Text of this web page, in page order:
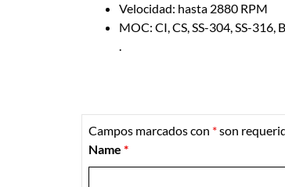
Velocidad: hasta 2880 RPM
MOC: CI, CS, SS-304, SS-316,
.
Campos marcados con *son
Name *